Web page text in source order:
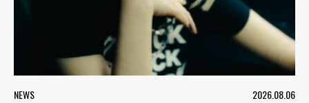
NEWS 2026.08.06